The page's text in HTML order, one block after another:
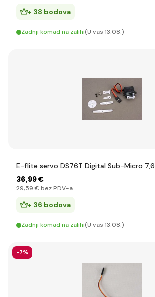
+ 38 bodova
Zadnji komad na zalihi(U vas 13.08.)
E-flite servo DS76T Digital Sub-Micro
36,99 €
29,59 € bez PDV-a
+ 36 bodova
Zadnji komad na zalihi(U vas 13.08.)
-7%